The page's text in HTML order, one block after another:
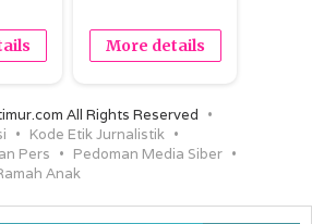
More details
All Rights Reserved
Kode Etik Jurnalistik
Pers
Pedoman Media Siber
Anak